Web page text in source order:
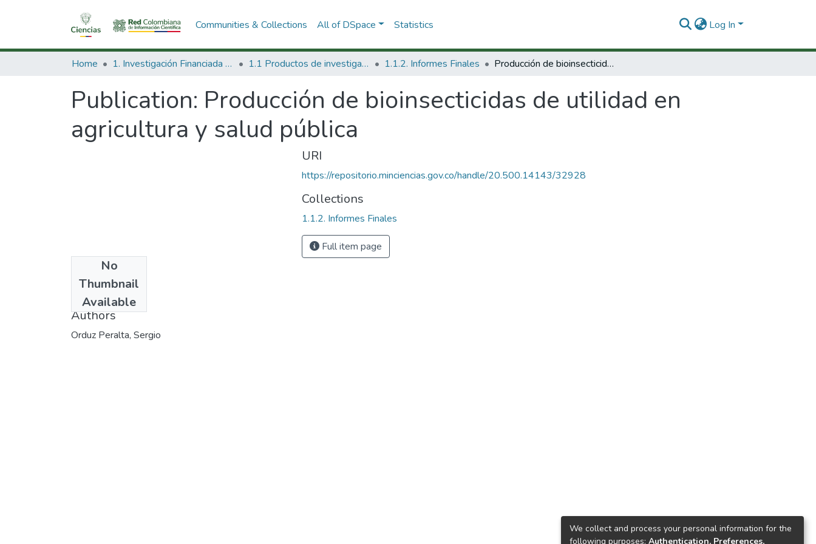
Communities & Collections All of DSpace Statistics Log In
Home 1. Investigación Financiada con Recursos Públicos 1.1 Productos de investigación 1.1.2. Informes Finales Producción de bioinsecticidas de utilidad en agricultura y salud pública
Publication: Producción de bioinsecticidas de utilidad en
agricultura y salud pública
No
Thumbnail
Available
1996
Authors
Orduz Peralta, Sergio
URI
https://repositorio.minciencias.gov.co/handle/20.500.14143/32928
Collections
1.1.2. Informes Finales
Full item page
We collect and process your personal information for the
following purposes: Authentication, Preferences,